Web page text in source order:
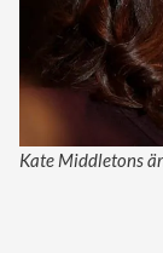
Kate Middletons